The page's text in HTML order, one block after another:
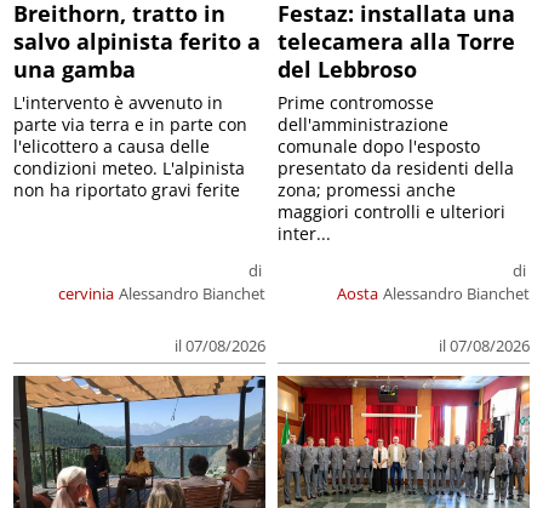
Breithorn, tratto in
salvo alpinista ferito a
una gamba
cervinia
di
Alessandro Bianchet
il 07/08/2026
L'intervento è avvenuto in
parte via terra e in parte con
l'elicottero a causa delle
condizioni meteo. L'alpinista
non ha riportato gravi ferite
Festaz: installata una
telecamera alla Torre
del Lebbroso
Aosta
di
Alessandro Bianchet
il 07/08/2026
Prime contromosse
dell'amministrazione
comunale dopo l'esposto
presentato da residenti della
zona; promessi anche
maggiori controlli e ulteriori
inter...